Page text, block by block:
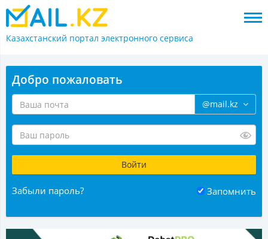
Казахстанский портал электронного сервиса
Добро пожаловать
@mail.kz
Забыли пароль? Запомнить